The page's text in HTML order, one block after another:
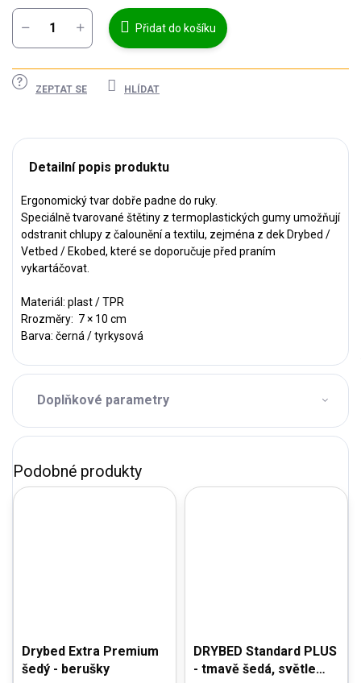
Přidat do košíku
ZEPTAT SE HLÍDAT
Detailní popis produktu
Ergonomický tvar dobře padne do ruky.
Speciálně tvarované štětiny z termoplastických gumy umožňují
odstranit chlupy z čalounění a textilu, zejména z dek Drybed /
Vetbed / Ekobed, které se doporučuje před praním
vykartáčovat.
Materiál: plast / TPR
Rrozměry: 7 × 10 cm
Barva: černá / tyrkysová
Doplňkové parametry
Drybed Extra Premium
šedý - berušky
DRYBED Standard PLUS
- tmavě šedá, světle